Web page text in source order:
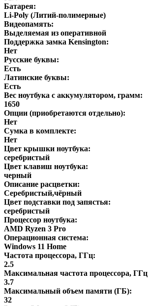
Батарея:
Li-Poly (Литий-полимерные)
Видеопамять:
Выделяемая из оперативной
Поддержка замка Kensington:
Нет
Русские буквы:
Есть
Латинские буквы:
Есть
Вес ноутбука с аккумулятором, грамм:
1650
Опции (приобретаются отдельно):
Нет
Сумка в комплекте:
Нет
Цвет крышки ноутбука:
серебристый
Цвет клавиш ноутбука:
черный
Описание расцветки:
Серебристый,чёрный
Цвет подставки под запястья:
серебристый
Процессор ноутбука:
AMD Ryzen 3 Pro
Операционная система:
Windows 11 Home
Частота процессора, ГГц:
2.5
Максимальная частота процессора,
3.7
Максимальный объем памяти (ГБ):
32